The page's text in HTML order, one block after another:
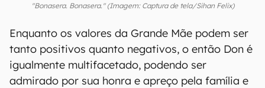
"Bonasera. Bonasera." (Imagem: Captura de tela/Sihan Felix)
Enquanto os valores da Grande Mãe podem ser
tanto positivos quanto negativos, o então Don é
igualmente multifacetado, podendo ser
admirado por sua honra e apreço pela família e